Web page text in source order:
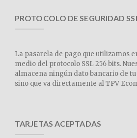
PROTOCOLO DE SEGURIDAD
La pasarela de pago que utilizamos
medio del protocolo SSL 256 bits.
almacena ningún dato bancario de
sino que va directamente al TPV
TARJETAS ACEPTADAS